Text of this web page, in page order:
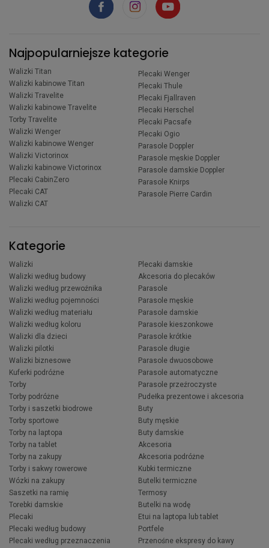
Najpopularniejsze kategorie
Walizki Titan
Walizki kabinowe Titan
Walizki Travelite
Walizki kabinowe Travelite
Torby Travelite
Walizki Wenger
Walizki kabinowe Wenger
Walizki Victorinox
Walizki kabinowe Victorinox
Plecaki CabinZero
Plecaki CAT
Walizki CAT
Plecaki Wenger
Plecaki Thule
Plecaki Fjallraven
Plecaki Herschel
Plecaki Pacsafe
Plecaki Ogio
Parasole Doppler
Parasole męskie Doppler
Parasole damskie Doppler
Parasole Knirps
Parasole Pierre Cardin
Kategorie
Walizki
Walizki według budowy
Walizki według przewoźnika
Walizki według pojemności
Walizki według materiału
Walizki według koloru
Walizki dla dzieci
Walizki pilotki
Walizki biznesowe
Kuferki podróżne
Torby
Torby podróżne
Torby i saszetki biodrowe
Torby sportowe
Torby na laptopa
Torby na tablet
Torby na zakupy
Torby i sakwy rowerowe
Wózki na zakupy
Saszetki na ramię
Torebki damskie
Plecaki
Plecaki według budowy
Plecaki według przeznaczenia
Plecaki damskie
Akcesoria do plecaków
Parasole
Parasole męskie
Parasole damskie
Parasole kieszonkowe
Parasole krótkie
Parasole długie
Parasole dwuosobowe
Parasole automatyczne
Parasole przeźroczyste
Pudełka prezentowe i akcesoria
Buty
Buty męskie
Buty damskie
Akcesoria
Akcesoria podróżne
Kubki termiczne
Butelki termiczne
Termosy
Butelki na wodę
Etui na laptopa lub tablet
Portfele
Przenośne ekspresy do kawy